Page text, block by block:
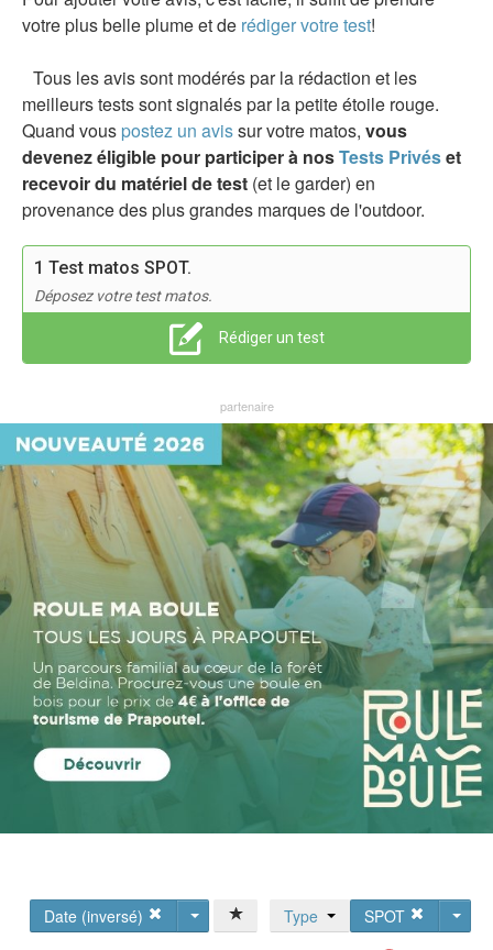
votre plus belle plume et de rédiger votre test!
Tous les avis sont modérés par la rédaction et les
meilleurs tests sont signalés par la petite étoile rouge.
Quand vous postez un avissur votre matos, vous
devenez éligible pour participer à nosTests Privéset
recevoir du matériel de test (et le garder) en
provenance des plus grandes marques de l'outdoor.
1 Test matos SPOT.
Déposez votre test matos.
Rédiger un test
Date (inversé) SPOT
Type